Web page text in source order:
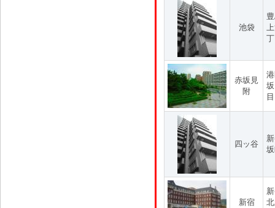
池袋
赤坂見
附
目
四ッ谷
新宿